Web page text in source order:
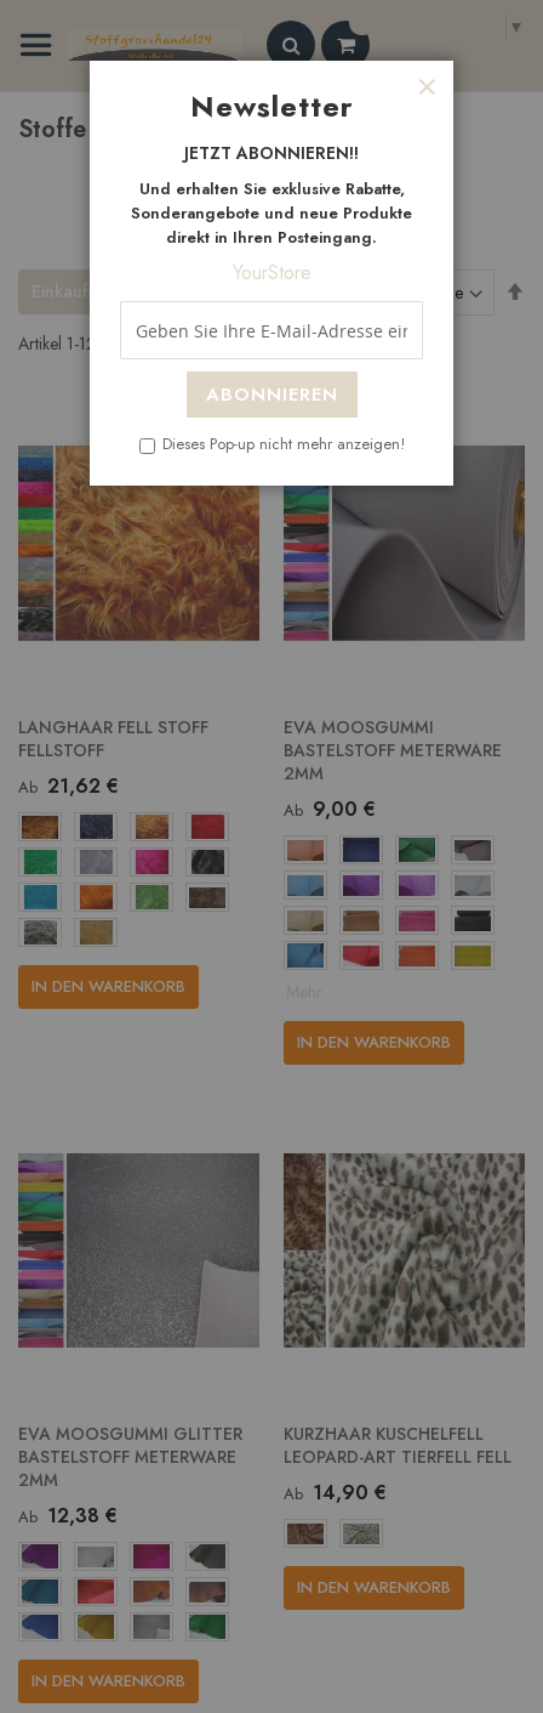
Inhalt
springen
▼
Search
Stoffe A-bis-z
Artikel 1-12 319
LANGHAAR FELL STOFF
FELLSTOFF
Ab 21,62 €
IN DEN WARENKORB
EVA MOOSGUMMI
BASTELSTOFF METERWARE
2MM
Ab 9,00 €
Mehr
IN DEN WARENKORB
EVA MOOSGUMMI GLITTER
BASTELSTOFF METERWARE
2MM
Ab 12,38 €
IN DEN WARENKORB
KURZHAAR KUSCHELFELL
LEOPARD-ART TIERFELL FELL
Ab 14,90 €
IN DEN WARENKORB
Einkaufsoptionen
Newsletter
JETZT ABONNIEREN!!
Und erhalten Sie exklusive Rabatte,
Sonderangebote und neue Produkte
direkt in Ihren Posteingang.
YourStore
ABONNIEREN
Dieses Pop-up nicht mehr anzeigen!